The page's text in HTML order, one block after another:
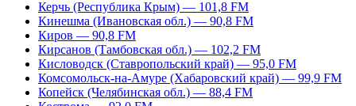
Керчь (Республика Крым) — 101,8 FM
Кинешма (Ивановская обл.) — 90,8 FM
Киров — 90,8 FM
Кирсанов (Тамбовская обл.) — 102,2 FM
Кисловодск (Ставропольский край) — 95,0 FM
Комсомольск-на-Амуре (Хабаровский край) — 99,9 FM
Копейск (Челябинская обл.) — 88,4 FM